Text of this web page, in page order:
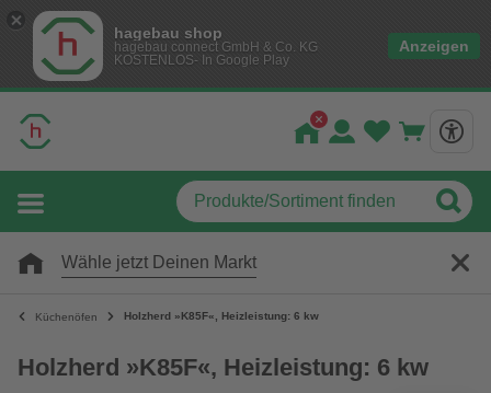
hagebau shop
hagebau connect GmbH & Co. KG
KOSTENLOS- In Google Play
Anzeigen
Wähle jetzt Deinen Markt
Küchenöfen Holzherd »K85F«, Heizleistung: 6 kw
Holzherd »K85F«, Heizleistung: 6 kw